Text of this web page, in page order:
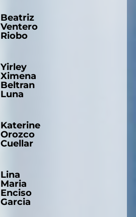
Beatriz
Ventero
Riobo
Yirley
Ximena
Beltran
Luna
Katerine
Orozco
Cuellar
Lina
Maria
Enciso
Garcia